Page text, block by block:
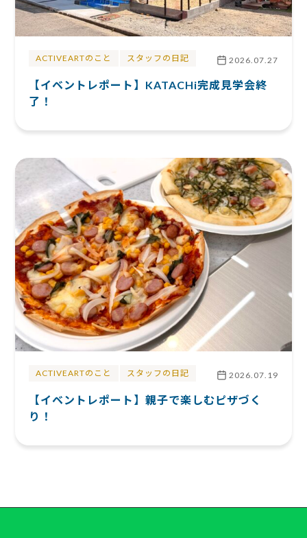
ACTIVEARTのこと スタッフの日記 2026.07.27
【イベントレポート】KATACHi完成見学会終
了！
ACTIVEARTのこと スタッフの日記 2026.07.19
【イベントレポート】親子で楽しむピザづく
り！